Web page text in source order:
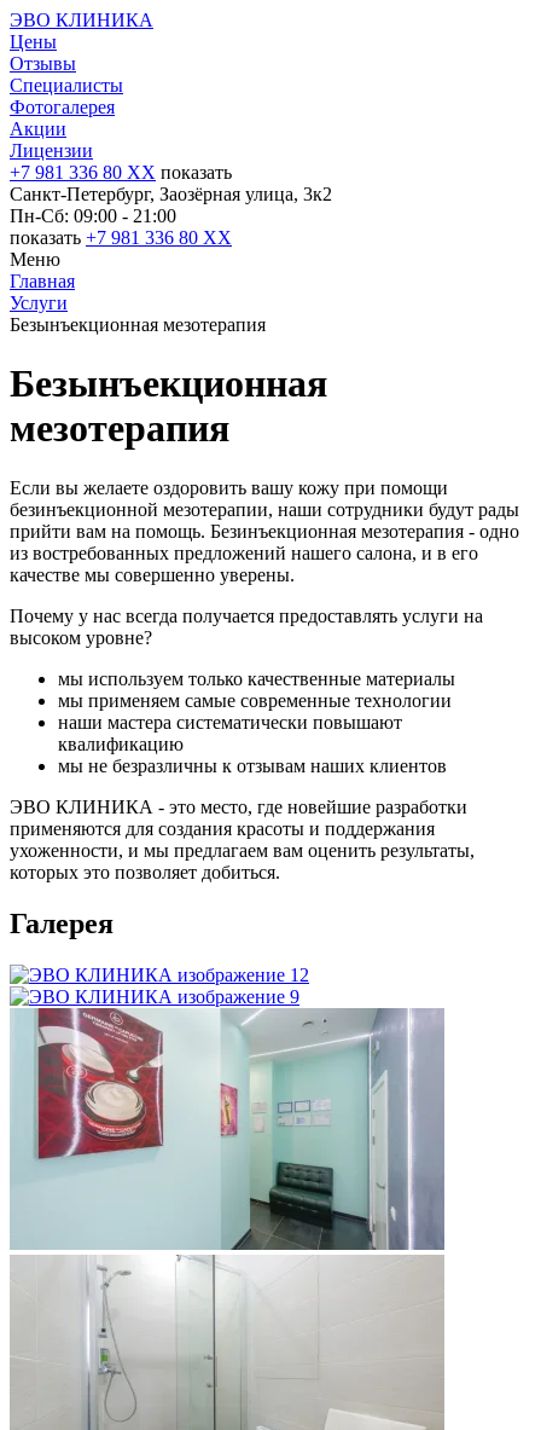
ЭВО КЛИНИКА
Цены
Отзывы
Специалисты
Фотогалерея
Акции
Лицензии
+7 981 336 80 XX показать
Санкт-Петербург, Заозёрная улица, 3к2
Пн-Сб: 09:00 - 21:00
показать +7 981 336 80 XX
Меню
Главная
Услуги
Безынъекционная мезотерапия
Безынъекционная
мезотерапия
Если вы желаете оздоровить вашу кожу при помощи
безинъекционной мезотерапии, наши сотрудники будут рады
прийти вам на помощь. Безинъекционная мезотерапия - одно
из востребованных предложений нашего салона, и в его
качестве мы совершенно уверены.
Почему у нас всегда получается предоставлять услуги на
высоком уровне?
мы используем только качественные материалы
мы применяем самые современные технологии
наши мастера систематически повышают
квалификацию
мы не безразличны к отзывам наших клиентов
ЭВО КЛИНИКА - это место, где новейшие разработки
применяются для создания красоты и поддержания
ухоженности, и мы предлагаем вам оценить результаты,
которых это позволяет добиться.
Галерея